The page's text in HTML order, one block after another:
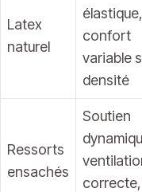
Latex
naturel
élastique,
confort
variable
densité
Ressorts
ensachés
Soutien